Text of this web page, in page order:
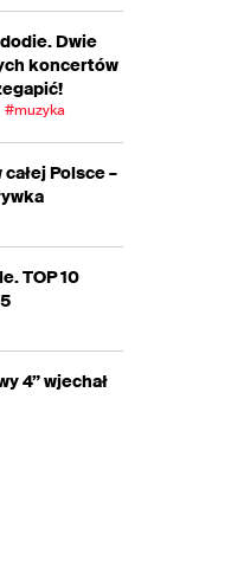
Dwie
koncertów
#muzyka
Polsce –
TOP 10
4” wjechał